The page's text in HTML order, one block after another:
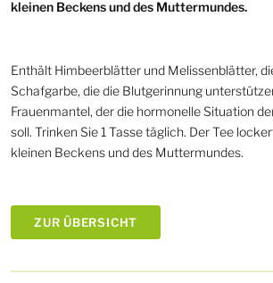
kleinen Beckens und des Muttermundes.
Enthält Himbeerblätter und Melissenblätter,
Schafgarbe, die die Blutgerinnung
Frauenmantel, der die hormonelle Situation
soll. Trinken Sie 1 Tasse täglich. Der Tee
kleinen Beckens und des Muttermundes.
ZUR ÜBERSICHT